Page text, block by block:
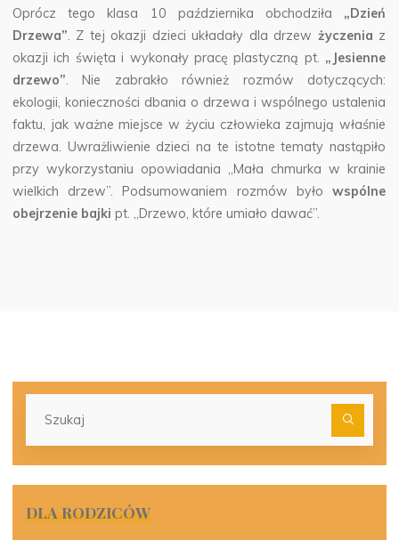
Oprócz tego klasa 10 października obchodziła „Dzień
Drzewa”. Z tej okazji dzieci układały dla drzewżyczenia z
okazji ich święta i wykonały pracę plastyczną pt. „Jesienne
drzewo”. Nie zabrakło również rozmów dotyczących:
ekologii, konieczności dbania o drzewa i wspólnego ustalenia
faktu, jak ważne miejsce w życiu człowieka zajmują właśnie
drzewa. Uwrażliwienie dzieci na te istotne tematy nastąpiło
przy wykorzystaniu opowiadania „Mała chmurka w krainie
wielkich drzew”. Podsumowaniem rozmów było wspólne
obejrzenie bajki pt. „Drzewo, które umiało dawać”.
DLA RODZICÓW